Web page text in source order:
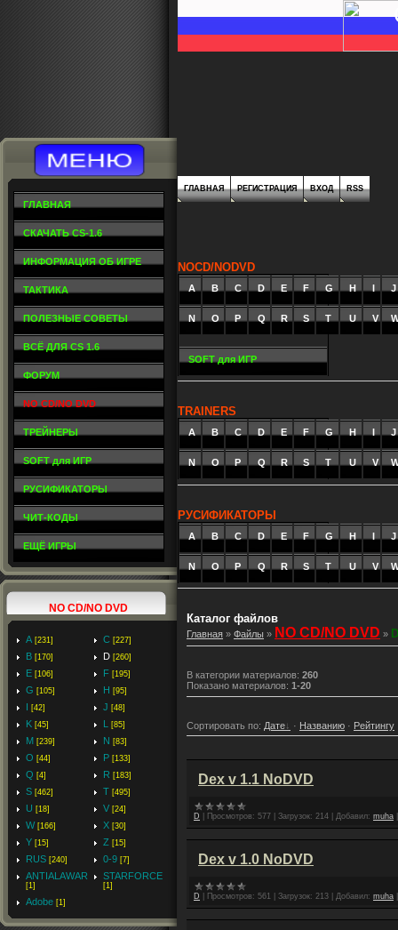
ГЛАВНАЯ
СКАЧАТЬ CS-1.6
ИНФОРМАЦИЯ ОБ ИГРЕ
ТАКТИКА
ПОЛЕЗНЫЕ СОВЕТЫ
ВСЁ ДЛЯ CS 1.6
ФОРУМ
NO CD/NO DVD
ТРЕЙНЕРЫ
SOFT для ИГР
РУСИФИКАТОРЫ
ЧИТ-КОДЫ
ЕЩЁ ИГРЫ
NO CD/NO DVD
A [231] C [227]
B [170] D [260]
E [106] F [195]
G [105] H [95]
I [42] J [48]
K [45] L [85]
M [239] N [83]
O [44] P [133]
Q [4] R [183]
S [462] T [495]
U [18] V [24]
W [166] X [30]
Y [15] Z [15]
RUS [240] 0-9 [7]
ANTIALAWAR
[1]
STARFORCE
[1]
Adobe [1]
ГЛАВНАЯ РЕГИСТРАЦИЯ ВХОД RSS
NOCD/NODVD
A B C D E F G H I J
N O P Q R S T U V
SOFT для ИГР
TRAINERS
A B C D E F G H J
N O P Q R S T U V
РУСИФИКАТОРЫ
A B C D E F G H I J
N O P Q R S T U V
Каталог файлов
Главная » Файлы » NO CD/NO DVD » D
В категории материалов: 260
Показано материалов: 1-20
Сортировать по: Дате · Названию · Рейтингу
Dex v 1.1 NoDVD
D Просмотров: 577 Загрузок: 214 Добавил: muha
Dex v 1.0 NoDVD
D Просмотров: 561 Загрузок: 213 Добавил: muha